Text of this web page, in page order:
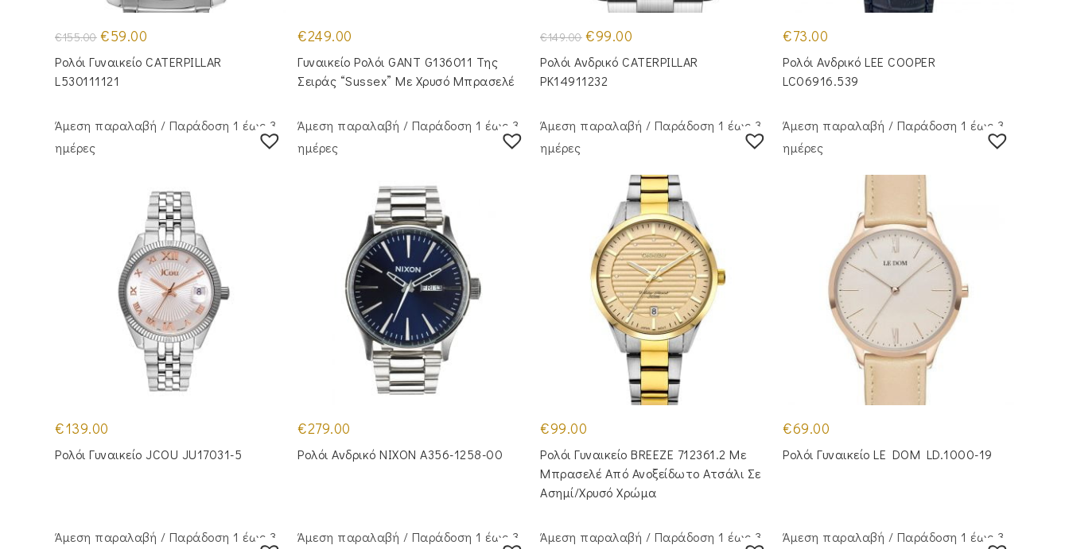
€155.00 Original
price
€155.00.
€59.00
τιμή
είναι:
Ρολόι Γυναικείο CATERPILLAR
L530111121
€249.00
Γυναικείο Ρολόι GANT G136011 Της
Σειράς “Sussex” Με Χρυσό Μπρασελέ
€149.00 Original
price
was:
€149.00.
€99.00
τιμή
είναι:
Ρολόι Ανδρικό CATERPILLAR
PK14911232
€73.00
Ρολόι Ανδρικό LEE COOPER
LC06916.539
Άμεση παραλαβή / Παράδoση 1 έως 3
ημέρες
€139.00
Ρολόι Γυναικείο JCOU JU17031-5
Άμεση παραλαβή / Παράδoση 1 έως 3
ημέρες
€279.00
Ρολόι Ανδρικό NIXON A356-1258-00
Άμεση παραλαβή / Παράδoση 1 έως 3
ημέρες
€99.00
Ρολόι Γυναικείο BREEZE 712361.2 Με
Μπρασελέ Από Ανοξείδωτο Ατσάλι Σε
Ασημί/Χρυσό Χρώμα
Άμεση παραλαβή / Παράδoση 1 έως 3
ημέρες
€69.00
Ρολόι Γυναικείο LE DOM LD.1000-19
Άμεση παραλαβή / Παράδoση 1 έως 3
Άμεση παραλαβή / Παράδoση 1 έως 3
Άμεση παραλαβή / Παράδoση 1 έως 3
Άμεση παραλαβή / Παράδoση 1 έως 3